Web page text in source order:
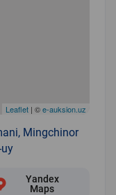
Leaflet| ©e-auksion.uz
Mingchinor
Yandex
Maps